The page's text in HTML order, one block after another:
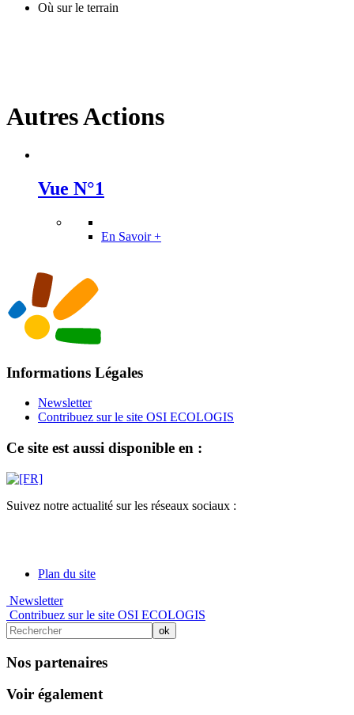
Où sur le terrain
Autres Actions
Vue N°1
En Savoir +
Informations Légales
Newsletter
Contribuez sur le site OSI ECOLOGIS
Ce site est aussi disponible en :
Suivez notre actualité sur les réseaux sociaux :
Plan du site
Newsletter
Contribuez sur le site OSI ECOLOGIS
Nos partenaires
Voir également